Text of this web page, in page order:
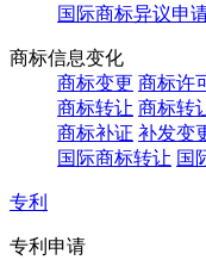
国际商标异议申
商标信息变化
商标变更 商标许
商标转让 商标转
商标补证 补发变
国际商标转让 国
专利
专利申请